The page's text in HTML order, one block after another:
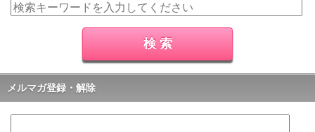
メルマガ登録・解除